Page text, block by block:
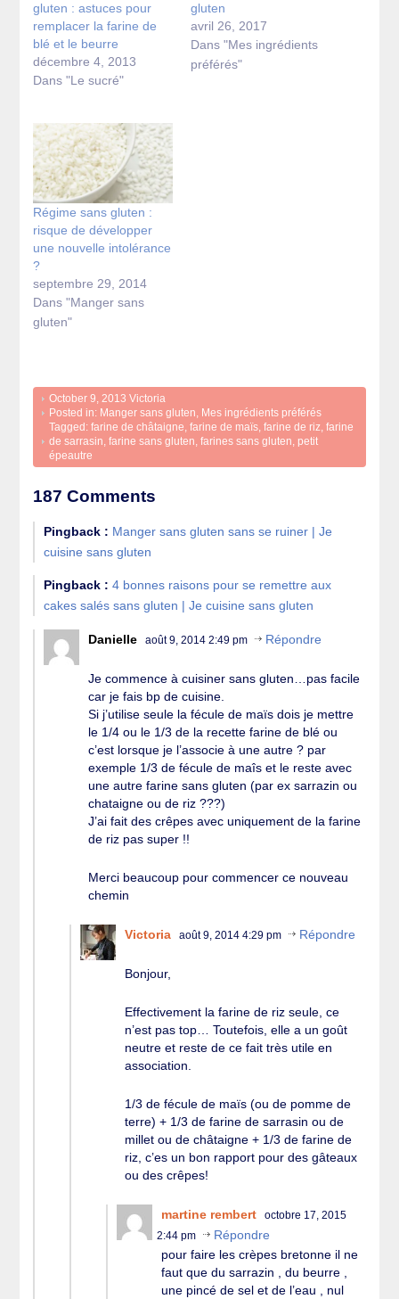
gluten : astuces pour
remplacer la farine de
blé et le beurre
décembre 4, 2013
Dans "Le sucré"
gluten
avril 26, 2017
Dans "Mes ingrédients
préférés"
Régime sans gluten :
risque de développer
une nouvelle intolérance
?
septembre 29, 2014
Dans "Manger sans
gluten"
October 9, 2013 Victoria
Posted in: Manger sans gluten
Mes ingrédients préférés
Tagged:farine de châtaigne ,farine de maïs ,farine de riz ,farine
de sarrasin ,farine sans gluten ,farines sans gluten
petit
épeautre
187 Comments
Pingback : Manger sans gluten sans se ruiner | Je
cuisine sans gluten
Pingback :4 bonnes raisons pour se remettre aux
cakes salés sans gluten | Je cuisine sans gluten
Danielle août 9, 2014 2:49 pm Répondre
Je commence à cuisiner sans gluten…pas facile
car je fais bp de cuisine.
Si j’utilise seule la fécule de maïs dois je mettre
le 1/4 ou le 1/3 de la recette farine de blé ou
c’est lorsque je l’associe à une autre ? par
exemple 1/3 de fécule de maîs et le reste avec
une autre farine sans gluten (par ex sarrazin ou
chataigne ou de riz ???)
J’ai fait des crêpes avec uniquement de la farine
de riz pas super !!
Merci beaucoup pour commencer ce nouveau
chemin
Victoria août 9, 2014 4:29 pm Répondre
Bonjour,
Effectivement la farine de riz seule, ce
n’est pas top… Toutefois, elle a un goût
neutre et reste de ce fait très utile en
association.
1/3 de fécule de maïs (ou de pomme de
terre) + 1/3 de farine de sarrasin ou de
millet ou de châtaigne + 1/3 de farine de
riz, c’es un bon rapport pour des gâteaux
ou des crêpes!
martine rembert
octobre 17, 2015
2:44 pm
Répondre
pour faire les crèpes bretonne il ne
faut que du sarrazin , du beurre ,
une pincé de sel et de l’eau , nul